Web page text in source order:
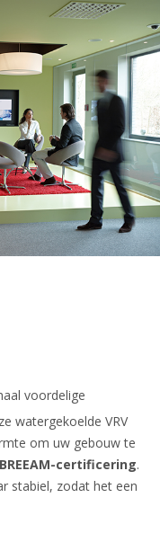
voordelige
watergekoelde VRV
om uw gebouw te
certificering.
stabiel, zodat het een